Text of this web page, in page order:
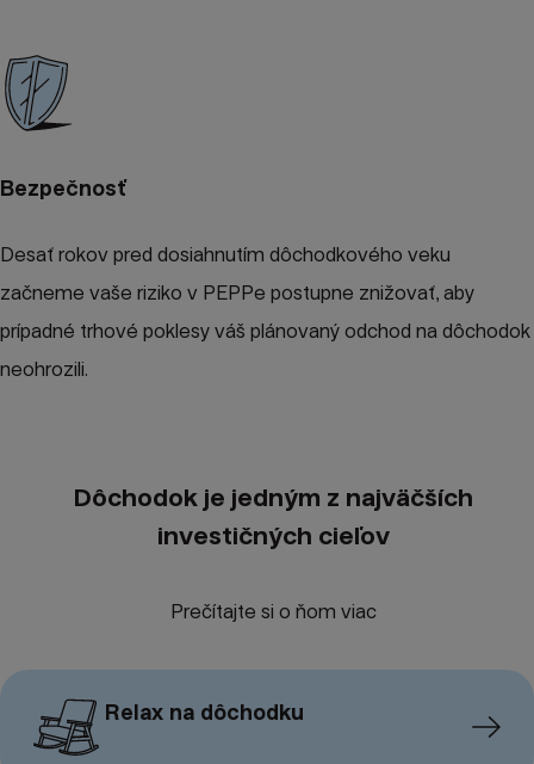
Bezpečnosť
Desať rokov pred dosiahnutím dôchodkového veku
začneme vaše riziko v PEPPe postupne znižovať, aby
prípadné trhové poklesy váš plánovaný odchod na dôchodok
neohrozili.
Dôchodok je jedným z najväčších
investičných cieľov
Prečítajte si o ňom viac
Relax na dôchodku